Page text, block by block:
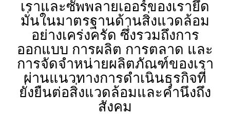
เราและซัพพลายเออร์ของเรายึด
มั่นในมาตรฐานด้านสิ่งแวดล้อม
อย่างเคร่งครัด ซึ่งรวมถึงการ
ออกแบบ การผลิต การตลาด และ
การจัดจำหน่ายผลิตภัณฑ์ของเรา
ผ่านแนวทางการดำเนินธุรกิจที่
ยั่งยืนต่อสิ่งแวดล้อมและคำนึงถึง
สังคม